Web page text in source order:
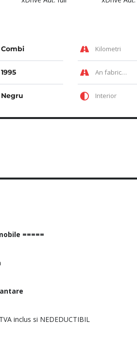
Combi Kilometri
1995 An fabricatie
Negru Interior
=====
inclus si NEDEDUCTIBIL